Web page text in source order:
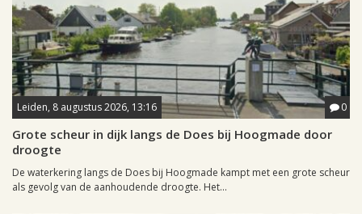
Leiden, 8 augustus 2026, 13:16 0
Grote scheur in dijk langs de Does bij Hoogmade door
droogte
De waterkering langs de Does bij Hoogmade kampt met een grote scheur
als gevolg van de aanhoudende droogte. Het...